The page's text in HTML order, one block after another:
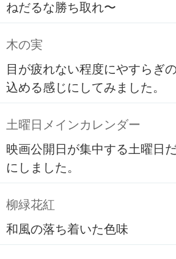
ねだるな勝ち取れ〜
木の実
目が疲れない程度にやすらぎ
込める感じにしてみました。
土曜日メインカレンダー
映画公開日が集中する土曜日
にしました。
柳緑花紅
和風の落ち着いた色味